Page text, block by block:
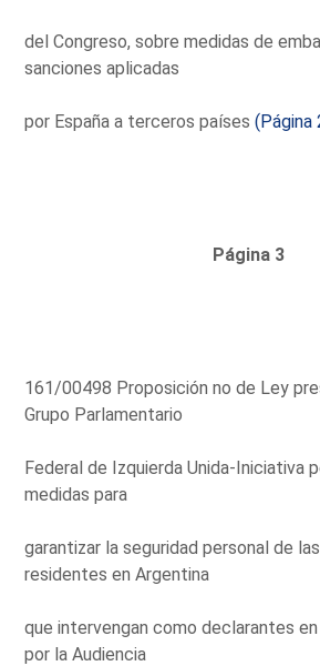
del Congreso, sobre medidas de
sanciones aplicadas
por España a terceros países(Página
Página 3
161/00498 Proposición no de Ley
Grupo Parlamentario
Federal de Izquierda Unida-Iniciativa
medidas para
garantizar la seguridad personal de
residentes en Argentina
que intervengan como declarantes
por la Audiencia